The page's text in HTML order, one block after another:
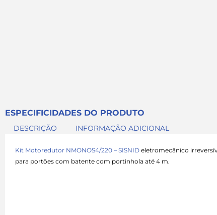
ESPECIFICIDADES DO PRODUTO
DESCRIÇÃO INFORMAÇÃO ADICIONAL
Kit Motoredutor NMONOS4/220 – SISNID eletromecânico
para portões com batente com portinhola até 4 m.